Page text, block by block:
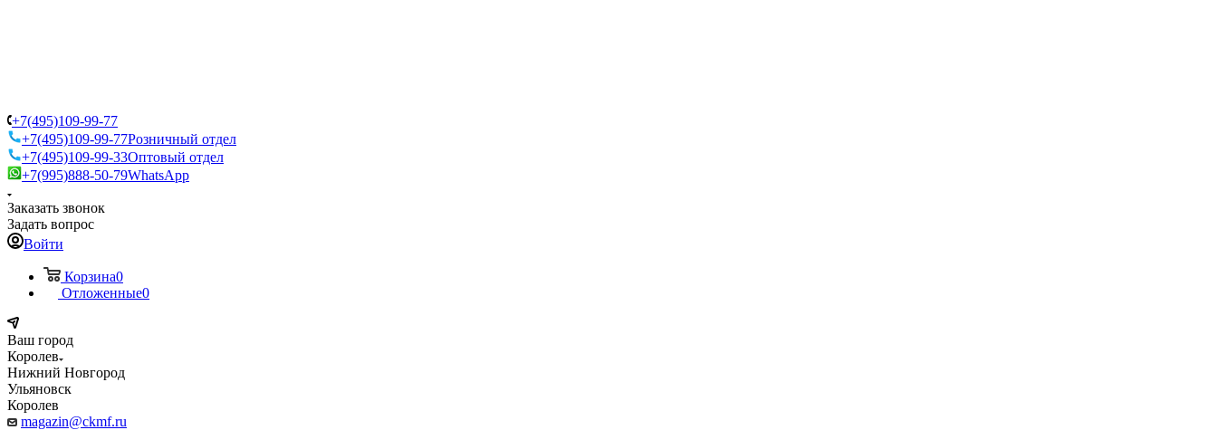
+7(495)109-99-77
+7(495)109-99-77Розничный отдел
+7(495)109-99-33Оптовый отдел
+7(995)888-50-79WhatsApp
Заказать звонок
Задать вопрос
Войти
Корзина0
Отложенные0
Ваш город
Королев
Нижний Новгород
Ульяновск
Королев
magazin@ckmf.ru